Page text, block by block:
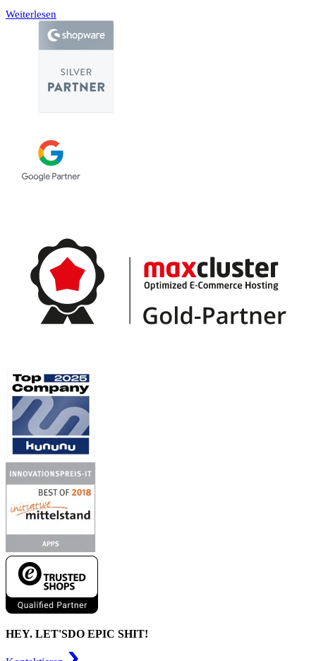
Weiterlesen
HEY. LET'SDO EPIC SHIT!